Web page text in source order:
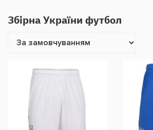
Збірна України футбол